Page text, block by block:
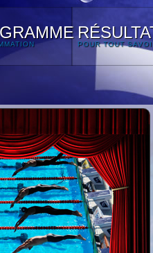
POUR TOUT